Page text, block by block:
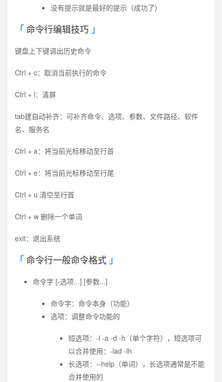
没有提示就是最好的提示（成功了）
命令行编辑技巧
键盘上下键调出历史命令
Ctrl + c：取消当前执行的命令
Ctrl + l：清屏
tab建自动补齐：可补齐命令、选项、参数、文件路径、软件
名、服务名
Ctrl + a：将当前光标移动至行首
Ctrl + e：将当前光标移动至行尾
Ctrl + u 清空至行首
Ctrl + w 删除一个单词
exit：退出系统
命令行一般命令格式
命令字 [-选项...] [参数...]
命令字：命令本身（功能）
选项：调整命令功能的
短选项：-l -a -d -h（单个字符），短选项可
以合并使用：-lad -lh
长选项：--help（单词），长选项通常是不能
合并使用的